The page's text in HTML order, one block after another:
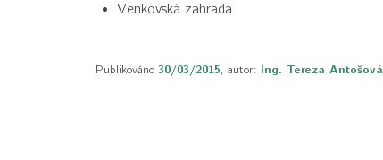
Venkovská zahrada
Publikováno 30/03/2015, autor: Ing. Tereza Antošová